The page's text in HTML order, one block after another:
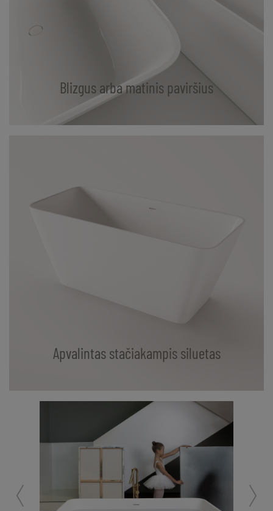
Blizgus arba matinis paviršius
Apvalintas stačiakampis siluetas